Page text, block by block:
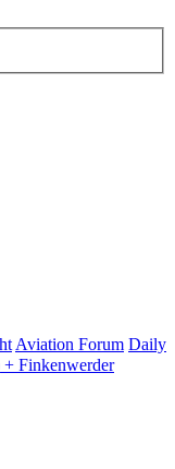
Aviation Forum Daily
Finkenwerder